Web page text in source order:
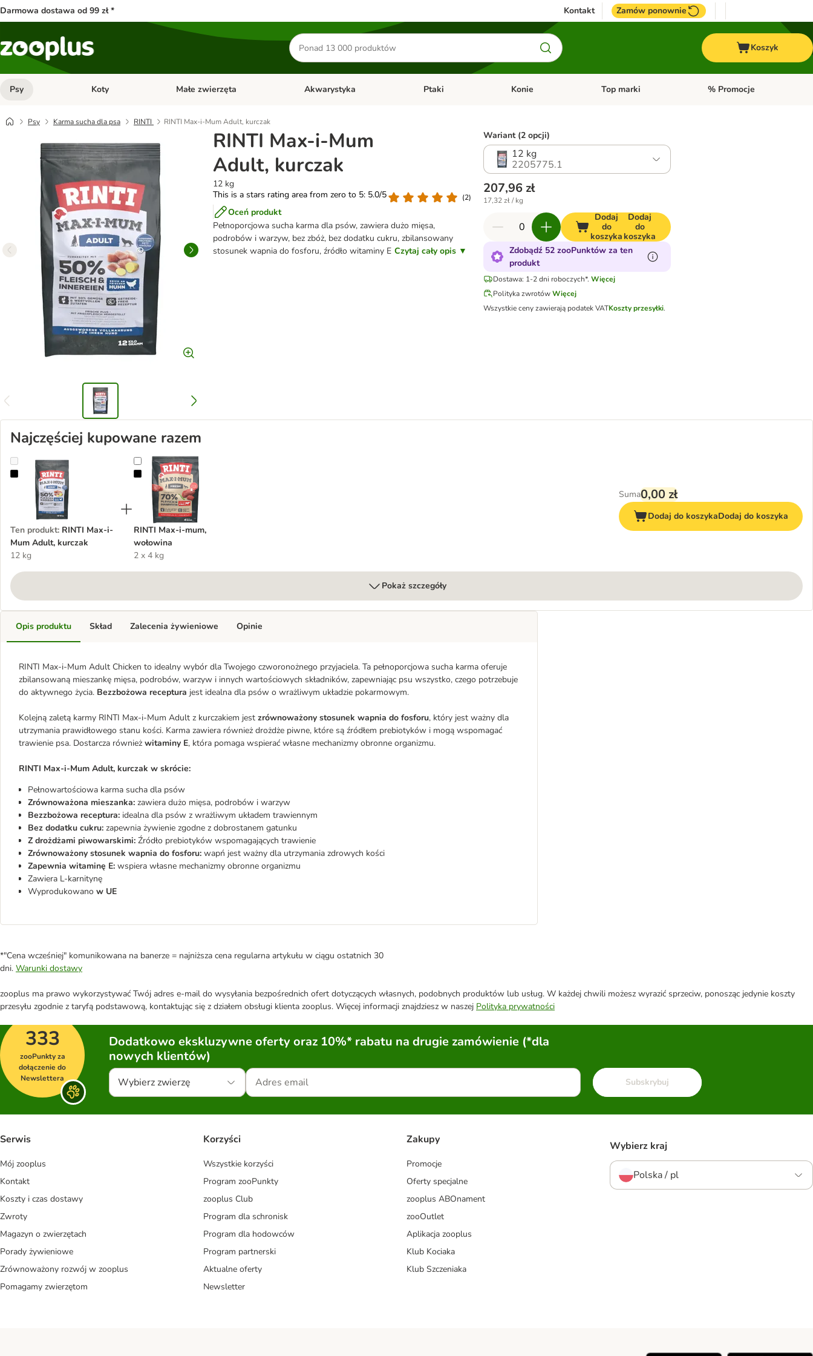
Darmowa dostawa od 99 zł * Kontakt Zamów ponownie
Szukaj
produktów
Koszyk
Psy Otwórz menu kategorii: Psy
Koty Otwórz menu kategorii: Koty
Małe zwierzęta Otwórz menu kategorii: Małe zwierzęta
Akwarystyka Otwórz menu kategorii: Akwarystyka
Ptaki Otwórz menu kategorii: Ptaki
Konie Otwórz menu kategorii: Konie
Top marki Otwórz menu kategorii: Top
% Promocje
Psy Karma sucha dla psa RINTI RINTI Max-i-Mum Adult, kurczak
RINTI Max-i-Mum
Adult, kurczak
12 kg
This is a stars rating area from zero to 5: 5.0/5
(2)
Oceń produkt
Pełnoporcjowa sucha karma dla psów, zawiera dużo mięsa,
podrobów i warzyw, bez zbóż, bez dodatku cukru, zbilansowany
stosunek wapnia do fosforu, źródło witaminy E Czytaj cały opis ▼
Wariant (2 opcji)
12 kg
2205775.1
207,96 zł
17,32 zł / kg
Dodaj
do
koszyka
Dodaj
do
koszyka
Zdobądź 52 zooPunktów za ten
produkt
Dostawa: 1-2 dni roboczych*. Więcej
Polityka zwrotówWięcej
Wszystkie ceny zawierają podatek VATKoszty przesyłki.
Najczęściej kupowane razem
RINTI Max-i-Mum Adult, kurczak
Ten produkt: RINTI Max-i-
Mum Adult, kurczak
12 kg
RINTI Max-i-mum, wołowina
RINTI Max-i-mum,
wołowina
2 x 4 kg
Suma0,00 zł
Dodaj do koszykaDodaj do koszyka
Pokaż szczegóły
Opis produktu
RINTI Max-i-Mum Adult Chicken to idealny wybór dla Twojego czworonożnego przyjaciela. Ta pełnoporcjowa sucha karma oferuje
zbilansowaną mieszankę mięsa, podrobów, warzyw i innych wartościowych składników, zapewniając psu wszystko, czego potrzebuje
do aktywnego życia. Bezzbożowa receptura jest idealna dla psów o wrażliwym układzie pokarmowym.
Kolejną zaletą karmy RINTI Max-i-Mum Adult z kurczakiem jest zrównoważony stosunek wapnia do fosforu, który jest ważny dla
utrzymania prawidłowego stanu kości. Karma zawiera również drożdże piwne, które są źródłem prebiotyków i mogą wspomagać
trawienie psa. Dostarcza również witaminy E, która pomaga wspierać własne mechanizmy obronne organizmu.
RINTI Max-i-Mum Adult, kurczak w skrócie:
Pełnowartościowa karma sucha dla psów
Zrównoważona mieszanka: zawiera dużo mięsa, podrobów i warzyw
Bezzbożowa receptura: idealna dla psów z wrażliwym układem trawiennym
Bez dodatku cukru: zapewnia żywienie zgodne z dobrostanem gatunku
Z drożdżami piwowarskimi: Źródło prebiotyków wspomagających trawienie
Zrównoważony stosunek wapnia do fosforu: wapń jest ważny dla utrzymania zdrowych kości
Zapewnia witaminę E: wspiera własne mechanizmy obronne organizmu
Zawiera L-karnitynę
Wyprodukowano w UE
Skład Zalecenia żywieniowe Opinie
*"Cena wcześniej" komunikowana na banerze = najniższa cena regularna artykułu w ciągu ostatnich 30
dni. Warunki dostawy
zooplus ma prawo wykorzystywać Twój adres e-mail do wysyłania bezpośrednich ofert dotyczących własnych, podobnych produktów lub usług. W każdej chwili możesz wyrazić sprzeciw, ponosząc jedynie koszty
przesyłu zgodnie z taryfą podstawową, kontaktując się z działem obsługi klienta zooplus. Więcej informacji znajdziesz w naszej Polityka prywatności
333
zooPunkty za
dołączenie do
Newslettera
Dodatkowo ekskluzywne oferty oraz 10%* rabatu na drugie zamówienie (*dla
nowych klientów)
Wybierz zwierzę Subskrybuj
Serwis
Mój zooplus
Kontakt
Koszty i czas dostawy
Zwroty
Magazyn o zwierzętach
Porady żywieniowe
Zrównoważony rozwój w zooplus
Pomagamy zwierzętom
Korzyści
Wszystkie korzyści
Program zooPunkty
zooplus Club
Program dla schronisk
Program dla hodowców
Program partnerski
Aktualne oferty
Newsletter
Zakupy
Promocje
Oferty specjalne
zooplus ABOnament
zooOutlet
Aplikacja zooplus
Klub Kociaka
Klub Szczeniaka
Wybierz kraj
Polska / pl